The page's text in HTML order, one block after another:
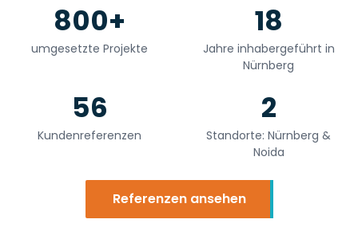
800+
umgesetzte Projekte
18
Jahre inhabergeführt in
Nürnberg
56
Kundenreferenzen
2
Standorte: Nürnberg &
Noida
Referenzen ansehen